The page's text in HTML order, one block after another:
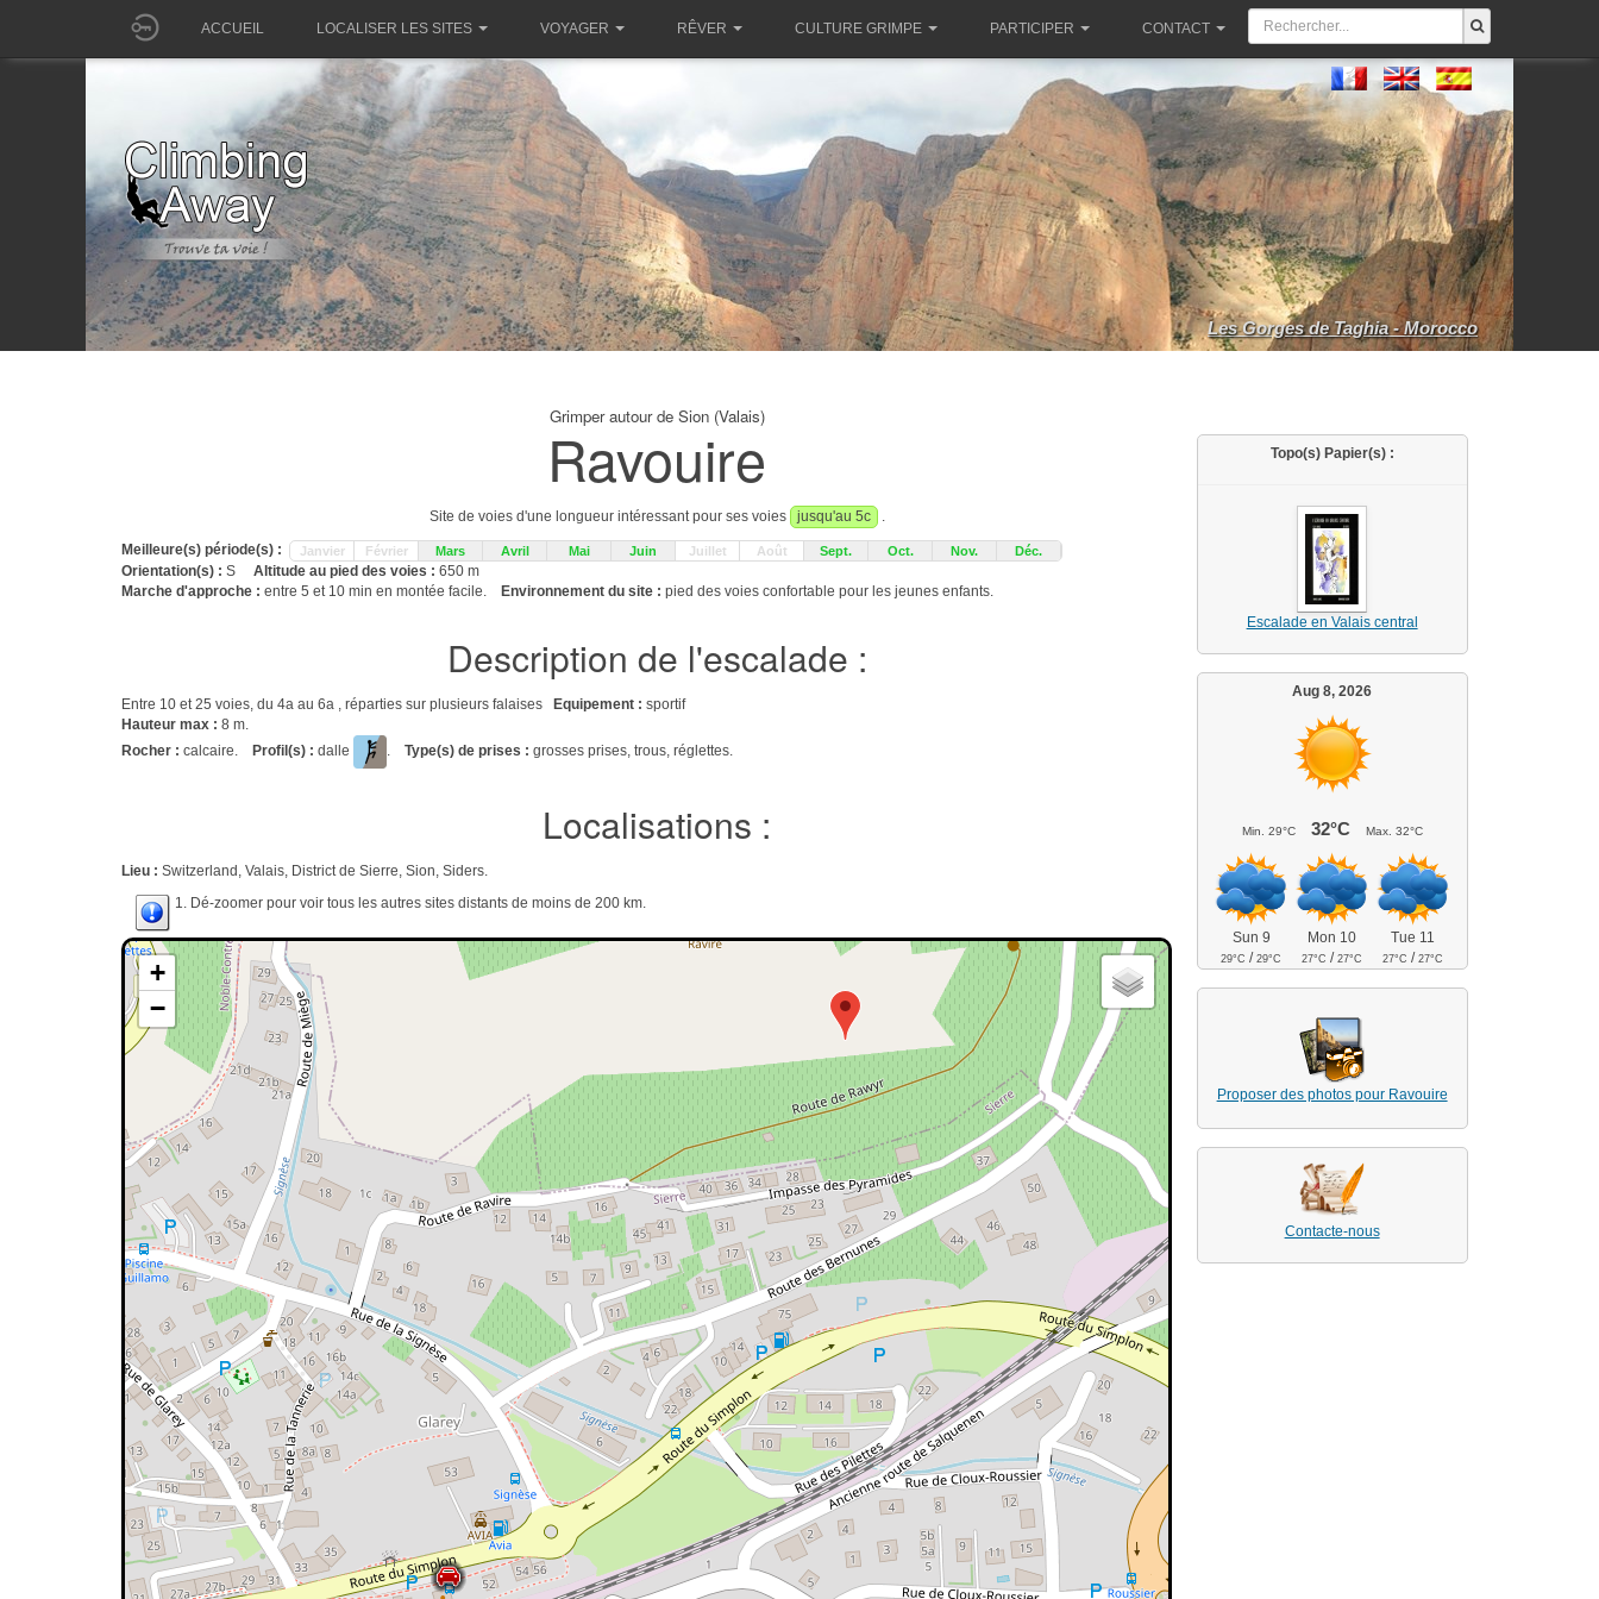
ACCUEIL LOCALISER LES SITES VOYAGER RÊVER CULTURE GRIMPE PARTICIPER CONTACT
Les Gorges de Taghia - Morocco
Grimper autour de Sion (Valais)
Ravouire
Site de voies d'une longueur intéressant pour ses voies jusqu'au 5c .
Meilleure(s) période(s) : Janvier Février Mars Avril Mai Juin Juillet Août Sept. Oct. Nov. Déc.
Orientation(s) : S Altitude au pied des voies : 650 m
Marche d'approche : entre 5 et 10 min en montée facile. Environnement du site : pied des voies confortable pour les jeunes enfants.
Description de l'escalade :
Entre 10 et 25 voies, du 4a au 6a , réparties sur plusieurs falaises Equipement : sportif
Hauteur max : 8 m.
Rocher : calcaire. Profil(s) : dalle . Type(s) de prises : grosses prises, trous, réglettes.
Localisations :
Lieu : Switzerland, Valais, District de Sierre, Sion, Siders.
1. Dé-zoomer pour voir tous les autres sites distants de moins de 200 km.
+
−
Topo(s) Papier(s) :
Escalade en Valais central
Aug 8, 2026
Min. 29°C 32°C Max. 32°C
Sun 9
29°C /29°C
Mon 10
27°C /27°C
Tue 11
27°C /27°C
Proposer des photos pour Ravouire
Contacte-nous